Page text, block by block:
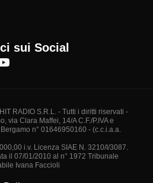
sui Social
RADIO S.R.L. - Tutti i diritti riservati -
via Clara Maffei, 14/A C.F./P.IVA e
n° 01646950160 - (c.c.i.a.a.
i.v. Licenza SIAE N. 3210/I/3087.
il 07/01/2010 al n° 1972 Tribunale
Ivana Faccioli